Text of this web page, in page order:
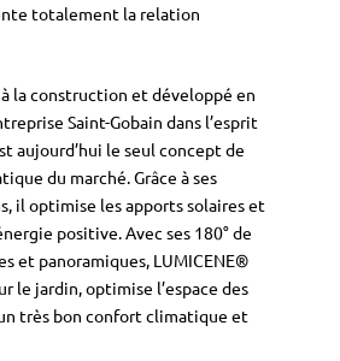
totalement la relation
la construction et développé en
Saint-Gobain dans l’esprit
aujourd’hui le seul concept de
du marché. Grâce à ses
il optimise les apports solaires et
positive. Avec ses 180° de
et panoramiques, LUMICENE®
le jardin, optimise l’espace des
très bon confort climatique et